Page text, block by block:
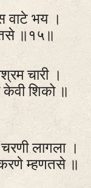
वाटे भय ।
॥१५॥
चारी ।
केवी शिको ॥
लागला ।
म्हणतसे ॥